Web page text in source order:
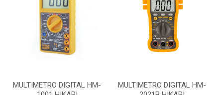
MULTIMETRO DIGITAL HM-
MULTIMETRO DIGITAL HM-